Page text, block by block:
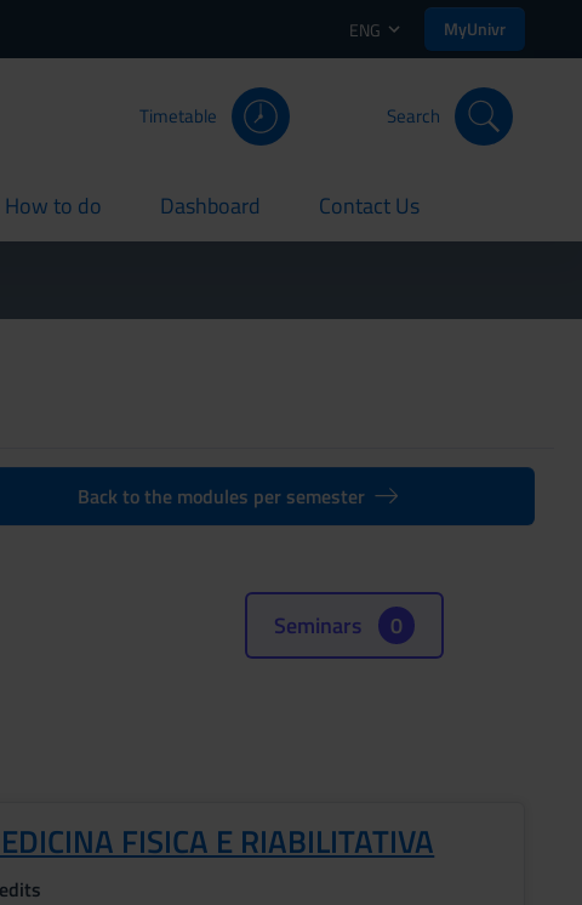
ENG MyUnivr
Timetable Search
How to do
current Dashboard
current Contact Us
current
Back to the modules per semester
Seminars 0
FISICA E RIABILITATIVA